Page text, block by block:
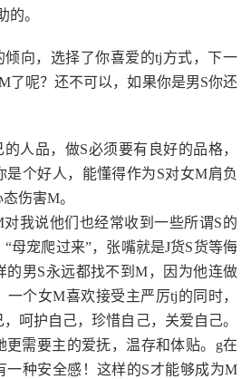
的。
倾向，选择了你喜爱的tj方式，下一
了呢？还不可以，如果你是男S你还
人品，做S必须要有良好的品格，
是个好人，能懂得作为S对女M肩负
伤害M。
我说他们也经常收到一些所谓S的
母宠爬过来”，张嘴就是J货S货等侮
的男S永远都找不到M，因为他连做
一个女M喜欢接受主严厉tj的同时，
呵护自己，珍惜自己，关爱自己。
更需要主的爱抚，温存和体贴。g在
一种安全感！这样的S才能够成为M